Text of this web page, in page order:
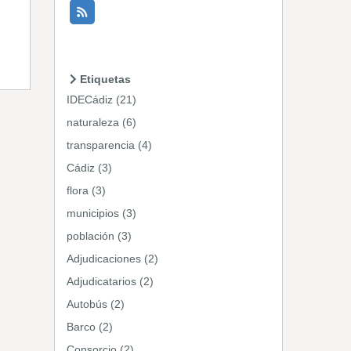
Etiquetas
IDECádiz (21)
naturaleza (6)
transparencia (4)
Cádiz (3)
flora (3)
municipios (3)
población (3)
Adjudicaciones (2)
Adjudicatarios (2)
Autobús (2)
Barco (2)